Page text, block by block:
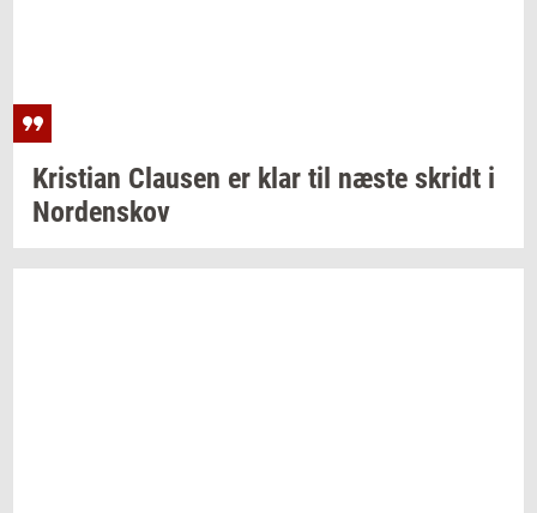
Kri­sti­an Clau­sen er klar til næste skridt i
Nor­denskov